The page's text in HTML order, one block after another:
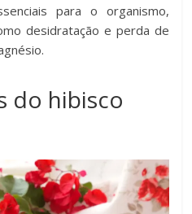
para o organismo,
desidratação e perda de
do hibisco